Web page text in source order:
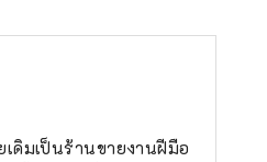
ดิมเป็นร้านขายงานฝีมือ